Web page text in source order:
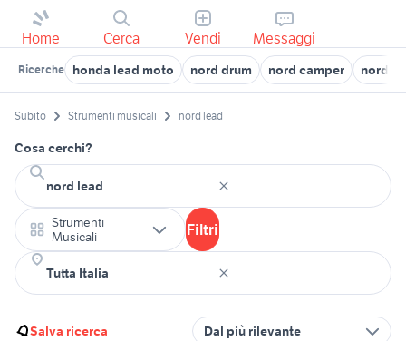
Home Cerca Vendi Messaggi
Ricerche honda lead moto nord drum nord camper nord
Subito Strumenti musicali nord lead
Cosa cerchi?
Strumenti
Musicali
Filtri
Salva ricerca Dal più rilevante